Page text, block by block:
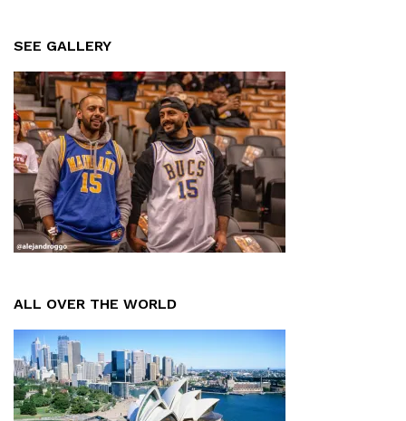
SEE GALLERY
ALL OVER THE WORLD